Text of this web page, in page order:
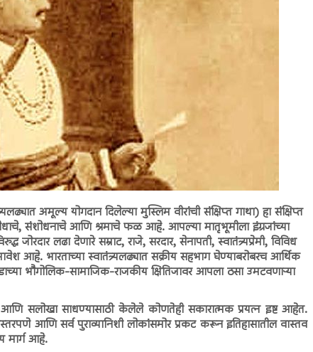
अमूल्य योगदान दिलेल्या मुस्लिम वीरांची संक्षिप्त गाथा) हा संक्षिप्त
संशोधनाचे आणि श्रमाचे फळ आहे. आपल्या मातृभूमीला इंग्रजांच्या
जोरदार लढा देणारे सम्राट, राजे, सरदार, सेनापती, स्वातंत्र्यप्रेमी, विविध
आहे. भारताच्या स्वातंत्र्यलढ्यात सक्रीय सहभाग घेण्याबरोबरच आर्थिक
भौगोलिक-सामाजिक-राजकीय क्षितिजावर आपला ठसा उमटवणाऱ्या
सलोखा साधण्यासाठी केलेले कोणतेही सकारात्मक प्रयत्न इष्ट आहेत.
आणि सर्व पुराव्यानिशी लोकांसमोर प्रकट करून इतिहासातील वास्तव
मार्ग आहे.